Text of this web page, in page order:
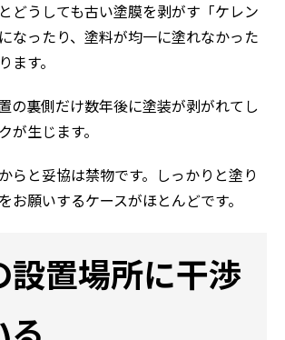
どうしても古い塗膜を剥がす「ケレン
なったり、塗料が均一に塗れなかった
ます。
の裏側だけ数年後に塗装が剥がれてし
が生じます。
らと妥協は禁物です。しっかりと塗り
お願いするケースがほとんどです。
設置場所に干渉